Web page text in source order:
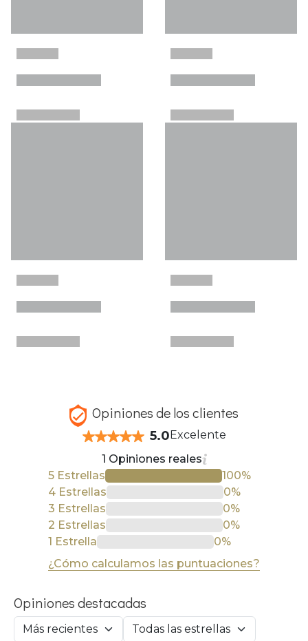
Opiniones de los clientes
5.0Excelente
1 Opiniones reales
5 Estrellas
100%
4 Estrellas
0%
3 Estrellas
0%
2 Estrellas
0%
1 Estrella
0%
¿Cómo calculamos las puntuaciones?
Opiniones destacadas